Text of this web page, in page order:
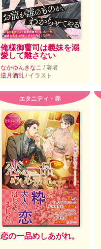
俺様御曹司は義妹を溺
愛して離さない
なかゆんきなこ / 著者
逆月酒乱 / イラスト
エタニティ・赤
恋の一品めしあがれ。